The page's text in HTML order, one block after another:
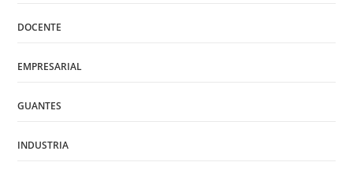
DOCENTE
EMPRESARIAL
GUANTES
INDUSTRIA